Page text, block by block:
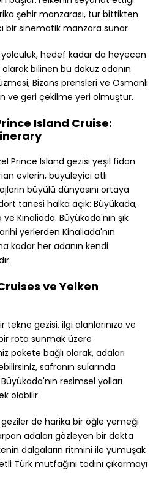
şehir manzarası, tur bittikten
bir sinematik manzara sunar.
yolculuk, hedef kadar da heyecan
olarak bilinen bu dokuz adanın
Bizans prensleri ve Osmanlı
ve geri çekilme yeri olmuştur.
Island Cruise:
Prince Island gezisi yeşil fidan
evlerin, büyüleyici atlı
büyülü dünyasını ortaya
tanesi halka açık: Büyükada,
Kinaliada. Büyükada'nın şık
yerlerden Kinaliada'nın
kadar her adanın kendi
ve Yelken
tekne gezisi, ilgi alanlarınıza ve
rota sunmak üzere
pakete bağlı olarak, adaları
safranın sularında
resimsel yolları
olabilir.
de harika bir öğle yemeği
adaları gözleyen bir dekta
dalgaların ritmini ile yumuşak
Türk mutfağını tadını çıkarmayı